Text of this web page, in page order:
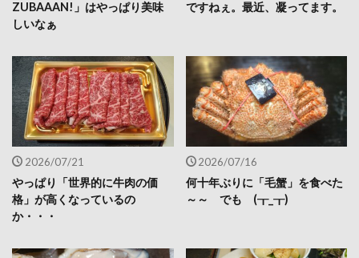
ZUBAAAN!」はやっぱり美味
しいなぁ
ですねぇ。最近、凝ってます。
2026/07/21
やっぱり「世界的に牛肉の価
格」が高くなっているの
か・・・
2026/07/16
何十年ぶりに「毛蟹」を食べた
～～ でも (┰_┰)